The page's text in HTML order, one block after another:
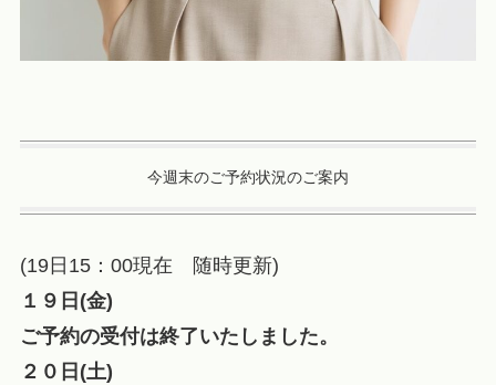
今週末のご予約状況のご案内
(19日15：00現在 随時更新)
１９日(金)
ご予約の受付は終了いたしました。
２０日(土)